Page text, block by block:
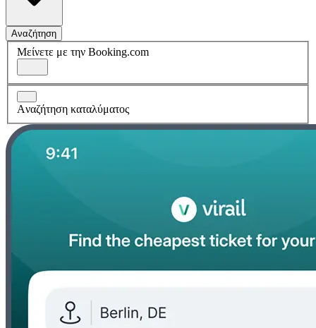
Αναζήτηση
Μείνετε με την Booking.com
Aναζήτηση καταλύματος